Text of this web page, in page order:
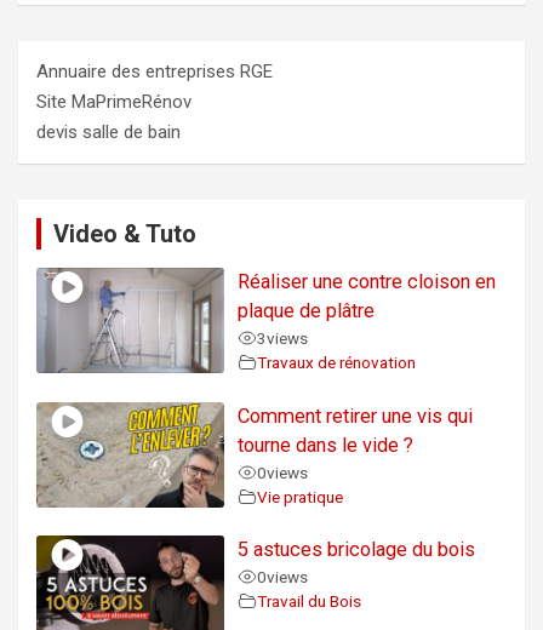
Annuaire des entreprises RGE
Site MaPrimeRénov
devis salle de bain
Video & Tuto
Réaliser une contre cloison en
plaque de plâtre
3views
Travaux de rénovation
Comment retirer une vis qui
tourne dans le vide ?
0views
Vie pratique
5 astuces bricolage du bois
0views
Travail du Bois